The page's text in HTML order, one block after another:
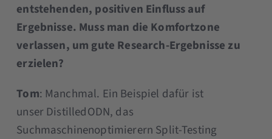
entstehenden, positiven Einfluss auf
Ergebnisse. Muss man die Komfortzone
verlassen, um gute Research-Ergebnisse zu
erzielen?
Tom: Manchmal. Ein Beispiel dafür ist
unser DistilledODN, das
Suchmaschinenoptimierern Split-Testing